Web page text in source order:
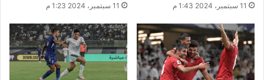
11 سبتمبر، 2024 1:43 م
11 سبتمبر، 2024 1:23 م